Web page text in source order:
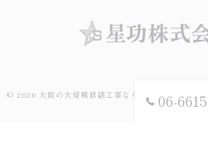
06-
© 2026 大阪の大規模修繕工事なら星功株式会社